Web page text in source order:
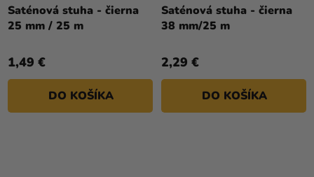
Saténová stuha - čierna
25 mm / 25 m
1,49 €
DO KOŠÍKA
Saténová stuha - čierna
38 mm/25 m
2,29 €
DO KOŠÍKA